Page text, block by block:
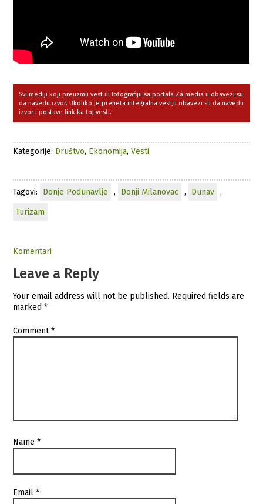
Svi mediji koji preuzmu vest ili fotografiju sa portala Za media u obavezi su
da navedu izvor. Ukoliko je preneta integralna vest,u obavezi su da navedu
izvor i postave link ka toj vesti.
Kategorije: Društvo, Ekonomija,Vesti
Tagovi: Donje Podunavlje , Donji Milanovac , Dunav
,
Turizam
Komentari
Leave a Reply
Your email address will not be published. Required fields are
marked*
Comment*
Name*
Email*